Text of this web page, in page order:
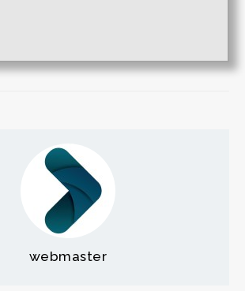
webmaster